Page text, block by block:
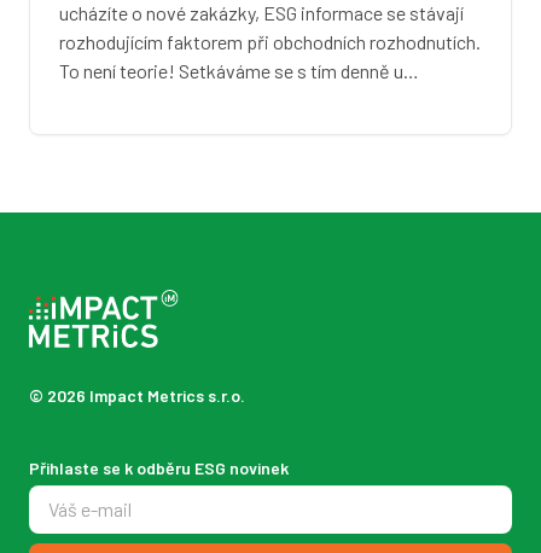
ucházíte o nové zakázky, ESG informace se stávají
rozhodujícím faktorem při obchodních rozhodnutích.
To není teorie! Setkáváme se s tím denně u…
© 2026 Impact Metrics s.r.o.
Přihlaste se k odběru ESG novinek